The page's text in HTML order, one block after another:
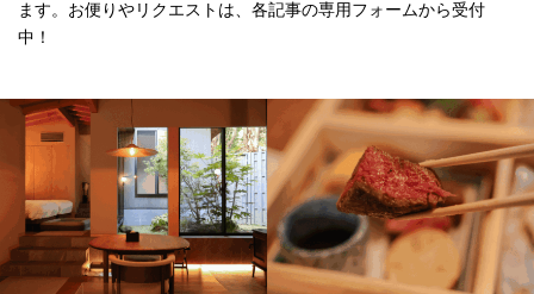
ます。お便りやリクエストは、各記事の専用フォームから受付
中！